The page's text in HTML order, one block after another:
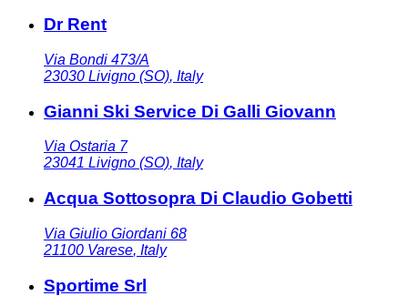
Dr Rent
Via Bondi 473/A
23030 Livigno (SO), Italy
Gianni Ski Service Di Galli Giovann
Via Ostaria 7
23041 Livigno (SO), Italy
Acqua Sottosopra Di Claudio Gobetti
Via Giulio Giordani 68
21100 Varese, Italy
Sportime Srl